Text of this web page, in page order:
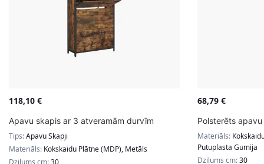
118,10 €
Apavu skapis ar 3 atveramām durvīm
Tips:Apavu Skapji
Materiāls: Kokskaidu Plātne (MDP), Metāls
Dziļums cm:30
68,79 €
Polsterēts apavu
Materiāls:
Putuplasta Gumija
Dziļums cm:30